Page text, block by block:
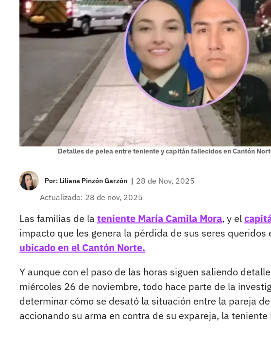
Detalles de pelea entre teniente y capitán fallecidos en Cantón
Por: Liliana Pinzón Garzón | 28 de Nov, 2025
Actualizado: 28 de nov, 2025
Las familias de la teniente María Camila Mora, y el
impacto que les genera la pérdida de sus seres queridos
ubicado en el Cantón Norte.
Y aunque con el paso de las horas siguen saliendo
miércoles 26 de noviembre, todo hace parte de la
determinar cómo se desató la situación entre la pareja
accionando su arma en contra de su expareja, la teniente